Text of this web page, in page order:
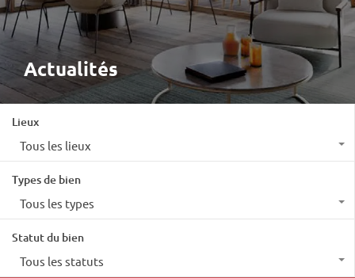
Actualités
Lieux
Tous les lieux
Types de bien
Tous les types
Statut du bien
Tous les statuts